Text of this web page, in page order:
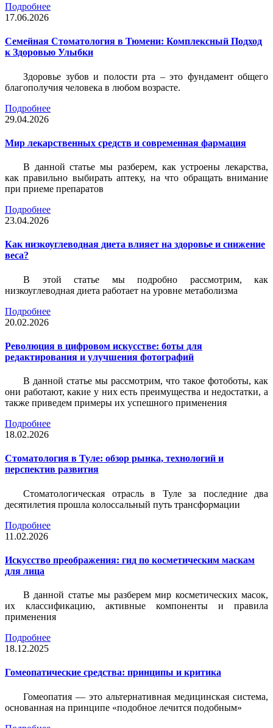
Подробнее
17.06.2026
Семейная Стоматология в Тюмени: Комплексный Подход
к Здоровью Улыбки
Здоровье зубов и полости рта – это фундамент общего
благополучия человека в любом возрасте.
Подробнее
29.04.2026
Мир лекарственных средств и современная фармация
В данной статье мы разберем, как устроены лекарства,
как правильно выбирать аптеку, на что обращать внимание
при приеме препаратов
Подробнее
23.04.2026
Как низкоуглеводная диета влияет на здоровье и снижение
веса?
В этой статье мы подробно рассмотрим, как
низкоуглеводная диета работает на уровне метаболизма
Подробнее
20.02.2026
Революция в цифровом искусстве: боты для
редактирования и улучшения фотографий
В данной статье мы рассмотрим, что такое фотоботы, как
они работают, какие у них есть преимущества и недостатки, а
также приведем примеры их успешного применения
Подробнее
18.02.2026
Стоматология в Туле: обзор рынка, технологий и
перспектив развития
Стоматологическая отрасль в Туле за последние два
десятилетия прошла колоссальный путь трансформации
Подробнее
11.02.2026
Искусство преображения: гид по косметическим маскам
для лица
В данной статье мы разберем мир косметических масок,
их классификацию, активные компоненты и правила
применения
Подробнее
18.12.2025
Гомеопатические средства: принципы и критика
Гомеопатия — это альтернативная медицинская система,
основанная на принципе «подобное лечится подобным»